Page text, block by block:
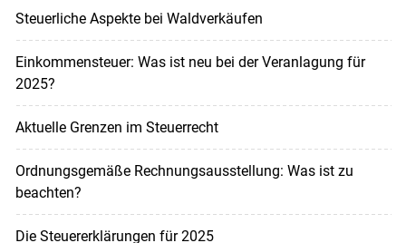
Steuerliche Aspekte bei Waldverkäufen
Einkommensteuer: Was ist neu bei der Veranlagung für
2025?
Aktuelle Grenzen im Steuerrecht
Ordnungsgemäße Rechnungsausstellung: Was ist zu
beachten?
Die Steuererklärungen für 2025